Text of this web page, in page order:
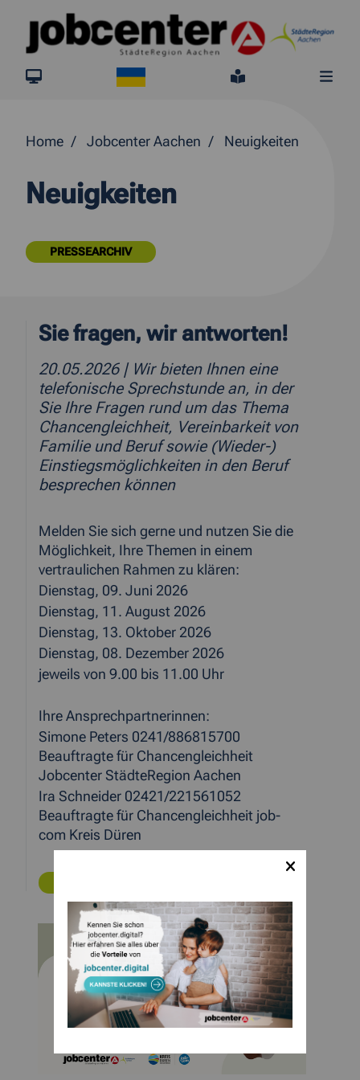
Springe direkt zum Inhalt
jobcenter.digital
Leichte
Home Jobcenter Aachen Neuigkeiten
Neuigkeiten
PRESSEARCHIV
Sie fragen, wir antworten!
20.05.2026 | Wir bieten Ihnen eine
telefonische Sprechstunde an, in der
Sie Ihre Fragen rund um das Thema
Chancengleichheit, Vereinbarkeit von
Familie und Beruf sowie (Wieder-)
Einstiegsmöglichkeiten in den Beruf
besprechen können
Melden Sie sich gerne und nutzen Sie die
Möglichkeit, Ihre Themen in einem
vertraulichen Rahmen zu klären:
Dienstag, 09. Juni 2026
Dienstag, 11. August 2026
Dienstag, 13. Oktober 2026
Dienstag, 08. Dezember 2026
jeweils von 9.00 bis 11.00 Uhr
Ihre Ansprechpartnerinnen:
Simone Peters 0241/886815700
Beauftragte für Chancengleichheit
Jobcenter StädteRegion Aachen
Ira Schneider 02421/221561052
Beauftragte für Chancengleichheit job-
com Kreis Düren